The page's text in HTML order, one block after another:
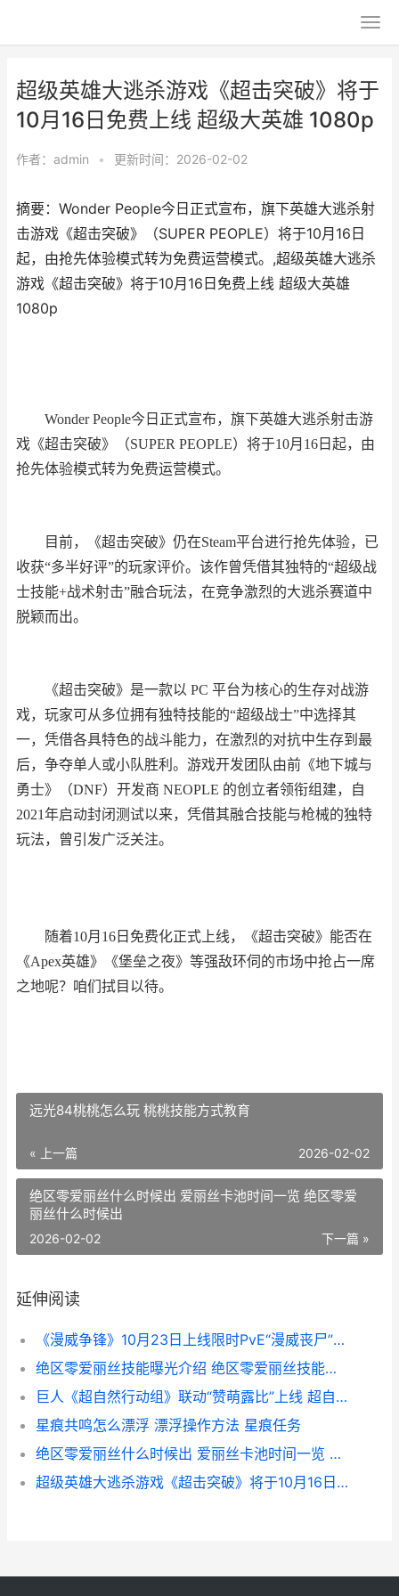
超级英雄大逃杀游戏《超击突破》将于
10月16日免费上线 超级大英雄 1080p
作者： admin • 更新时间：2026-02-02
摘要：​Wonder People今日正式宣布，旗下英雄大逃杀射
击游戏《超击突破》（SUPER PEOPLE）将于10月16日
起，由抢先体验模式转为免费运营模式。,超级英雄大逃杀
游戏《超击突破》将于10月16日免费上线 超级大英雄
1080p
Wonder People今日正式宣布，旗下英雄大逃杀射击游
戏《超击突破》（SUPER PEOPLE）将于10月16日起，由
抢先体验模式转为免费运营模式。
目前，《超击突破》仍在Steam平台进行抢先体验，已
收获“多半好评”的玩家评价。该作曾凭借其独特的“超级战
士技能+战术射击”融合玩法，在竞争激烈的大逃杀赛道中
脱颖而出。
《超击突破》是一款以 PC 平台为核心的生存对战游
戏，玩家可从多位拥有独特技能的“超级战士”中选择其
一，凭借各具特色的战斗能力，在激烈的对抗中生存到最
后，争夺单人或小队胜利。游戏开发团队由前《地下城与
勇士》（DNF）开发商 NEOPLE 的创立者领衔组建，自
2021年启动封闭测试以来，凭借其融合技能与枪械的独特
玩法，曾引发广泛关注。
随着10月16日免费化正式上线，《超击突破》能否在
《Apex英雄》《堡垒之夜》等强敌环伺的市场中抢占一席
之地呢？咱们拭目以待。
远光84桃桃怎么玩 桃桃技能方式教育
« 上一篇 2026-02-02
绝区零爱丽丝什么时候出 爱丽丝卡池时间一览 绝区零爱
丽丝什么时候出
下一篇 »
2026-02-02
延伸阅读
《漫威争锋》10月23日上线限时PvE“漫威丧尸”模式 《漫威争锋》下载安装
绝区零爱丽丝技能曝光介绍 绝区零爱丽丝技能怎么用
巨人《超自然行动组》联动“赞萌露比”上线 超自然9人剧情详解
星痕共鸣怎么漂浮 漂浮操作方法 星痕任务
绝区零爱丽丝什么时候出 爱丽丝卡池时间一览 绝区零爱丽丝什么时候出
超级英雄大逃杀游戏《超击突破》将于10月16日免费上线 超级大英雄 1080p